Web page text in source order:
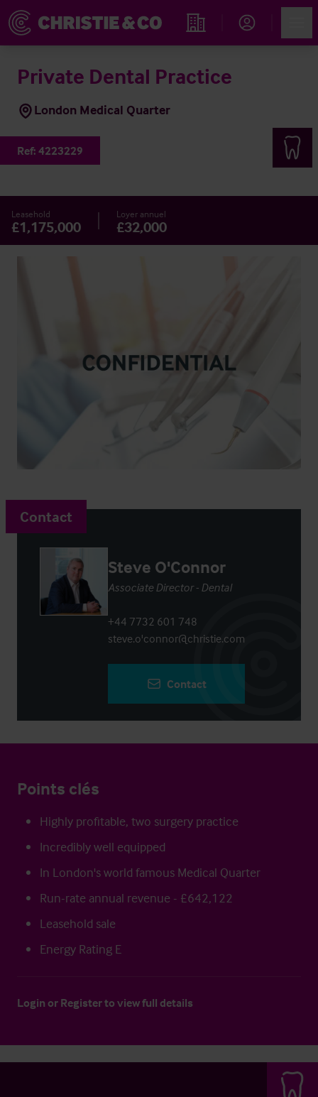
Rechercher un hôtel
Private Dental Practice
London Medical Quarter
Ref: 4223229
Leasehold
£1,175,000
Loyer annuel
£32,000
Contact
Steve O'Connor
Associate Director - Dental
+44 7732 601 748
steve.o'connor@christie.com
Contact
Points clés
Highly profitable, two surgery practice
Incredibly well equipped
In London's world famous Medical Quarter
Run-rate annual revenue - £642,122
Leasehold sale
Energy Rating E
Login or Registerto view full details